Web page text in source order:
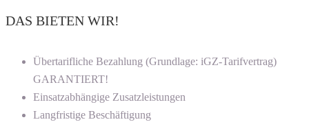
DAS BIETEN WIR!
Übertarifliche Bezahlung (Grundlage: iGZ-Tarifvertrag)
GARANTIERT!
Einsatzabhängige Zusatzleistungen
Langfristige Beschäftigung